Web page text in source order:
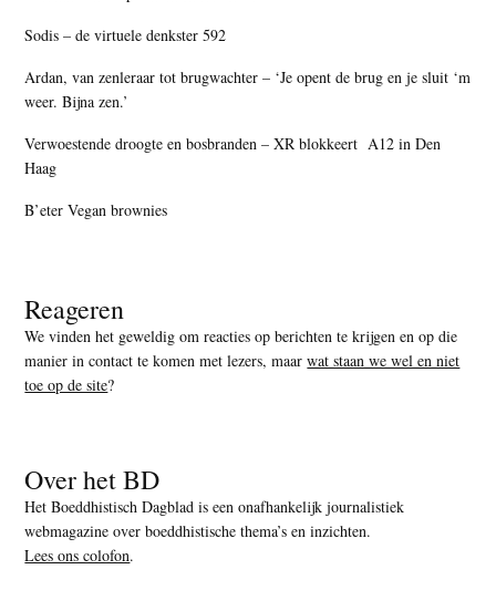
Sodis – de virtuele denkster 592
Ardan, van zenleraar tot brugwachter – ‘Je opent de brug en je sluit ‘m
weer. Bijna zen.’
Verwoestende droogte en bosbranden – XR blokkeert A12 in Den
Haag
B’eter Vegan brownies
Reageren
We vinden het geweldig om reacties op berichten te krijgen en op die
manier in contact te komen met lezers, maarwat staan we wel en niet
toe op de site?
Over het BD
Het Boeddhistisch Dagblad is een onafhankelijk journalistiek
webmagazine over boeddhistische thema’s en inzichten.
Lees ons colofon.